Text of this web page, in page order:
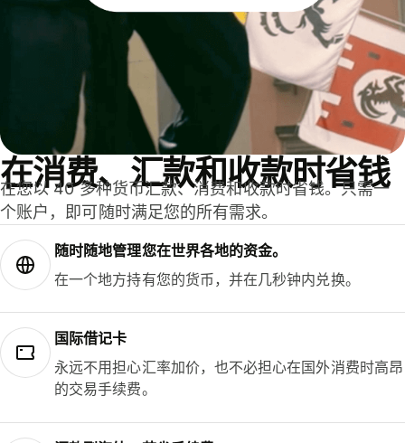
在消费、汇款和收款时省钱
在您以 40 多种货币汇款、消费和收款时省钱。只需一
个账户，即可随时满足您的所有需求。
随时随地管理您在世界各地的资金。
在一个地方持有您的货币，并在几秒钟内兑换。
国际借记卡
永远不用担心汇率加价，也不必担心在国外消费时高昂
的交易手续费。